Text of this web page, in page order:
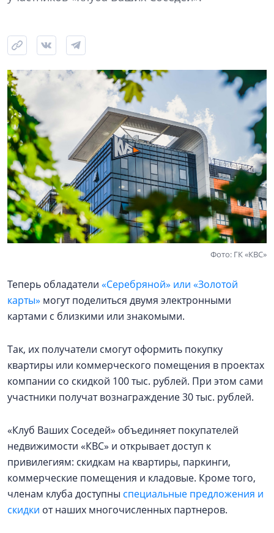
Фото: ГК «КВС»
Теперь обладатели «Серебряной» или «Золотой
карты» могут поделиться двумя электронными
картами с близкими или знакомыми.
Так, их получатели смогут оформить покупку
квартиры или коммерческого помещения в проектах
компании со скидкой 100 тыс. рублей. При этом сами
участники получат вознаграждение 30 тыс. рублей.
«Клуб Ваших Соседей» объединяет покупателей
недвижимости «КВС» и открывает доступ к
привилегиям: скидкам на квартиры, паркинги,
коммерческие помещения и кладовые. Кроме того,
членам клуба доступны специальные предложения и
скидки от наших многочисленных партнеров.